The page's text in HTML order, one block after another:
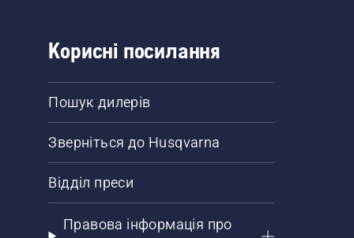
Корисні посилання
Пошук дилерів
Зверніться до Husqvarna
Відділ преси
Правова інформація про